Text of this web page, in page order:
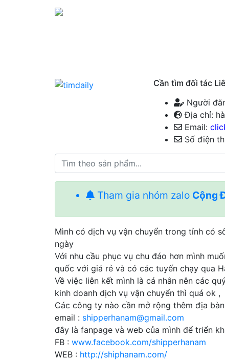
Cần tìm đối tác
Người
Địa chỉ:
Email:
Số điện
Tham gia nhóm zalo Cộng
Mình có dịch vụ vận chuyển trong tỉnh có
ngày
Với nhu cầu phục vụ chu đáo hơn mình
quốc với giá rẻ và có các tuyến chạy qua
Về việc liên kết mình là cá nhân nên các
kinh doanh dịch vụ vận chuyển thì quá ok ,
Các công ty nào cần mở rộng thêm địa
email : shipperhanam@gmail.com
đây là fanpage và web của mình để triển
FB : www.facebook.com/shipperhanam
WEB : http://shiphanam.com/